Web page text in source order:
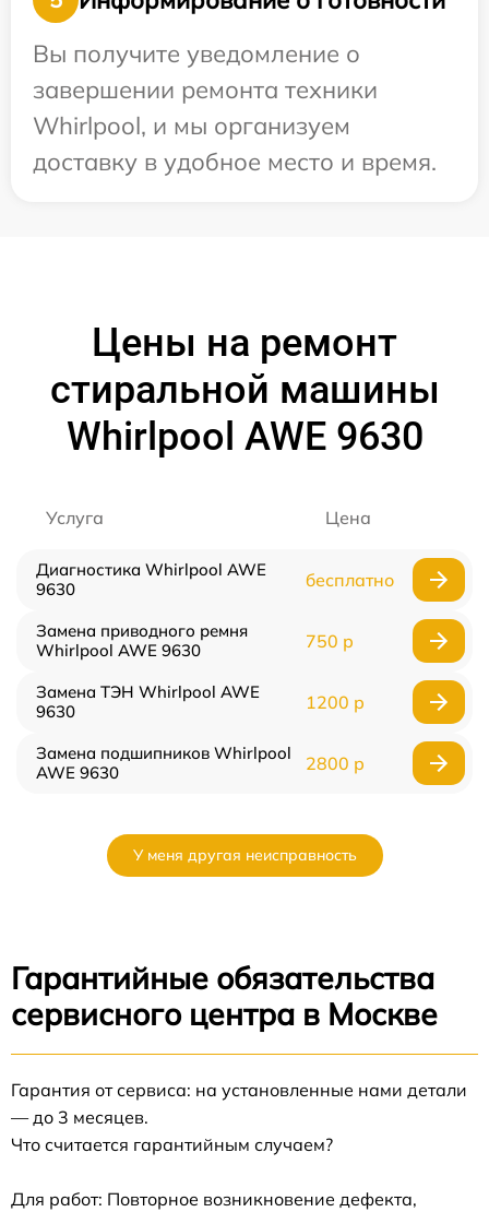
Вы получите уведомление о
завершении ремонта техники
Whirlpool, и мы организуем
доставку в удобное место и время.
Цены на ремонт
стиральной машины
Whirlpool AWE 9630
Услуга Цена
Диагностика Whirlpool AWE
9630
бесплатно
Замена приводного ремня
Whirlpool AWE 9630
750 р
Замена ТЭН Whirlpool AWE
9630
1200 р
Замена подшипников Whirlpool
AWE 9630
2800 р
У меня другая неисправность
Гарантийные обязательства
сервисного центра в Москве
Гарантия от сервиса: на установленные нами детали
— до 3 месяцев.
Что считается гарантийным случаем?
Для работ: Повторное возникновение дефекта,